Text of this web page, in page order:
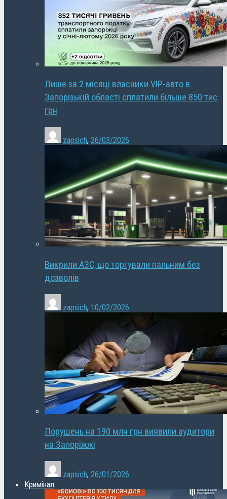
Лише за 2 місяці власники VIP-авто в
Запорізькій області сплатили більше 850 тис
грн
zapsich, 26/03/2026
Викрили АЗС, що торгували пальним без
дозволів
zapsich, 10/02/2026
Порушень на 190 млн грн виявили аудитори
на Запоріжжі
zapsich, 26/01/2026
Кримінал